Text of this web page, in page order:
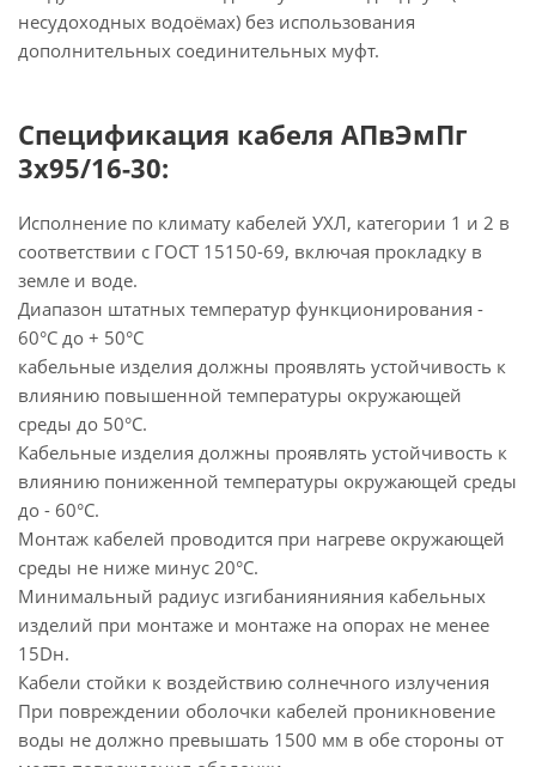
несудоходных водоёмах) без использования
дополнительных соединительных муфт.
Спецификация кабеля АПвЭмПг
3х95/16-30:
Исполнение по климату кабелей УХЛ, категории 1 и 2 в
соответствии с ГОСТ 15150-69, включая прокладку в
земле и воде.
Диапазон штатных температур функционирования -
60°С до + 50°С
кабельные изделия должны проявлять устойчивость к
влиянию повышенной температуры окружающей
среды до 50°С.
Кабельные изделия должны проявлять устойчивость к
влиянию пониженной температуры окружающей среды
до - 60°С.
Монтаж кабелей проводится при нагреве окружающей
среды не ниже минус 20°С.
Минимальный радиус изгибаниянияния кабельных
изделий при монтаже и монтаже на опорах не менее
15Dн.
Кабели стойки к воздействию солнечного излучения
При повреждении оболочки кабелей проникновение
воды не должно превышать 1500 мм в обе стороны от